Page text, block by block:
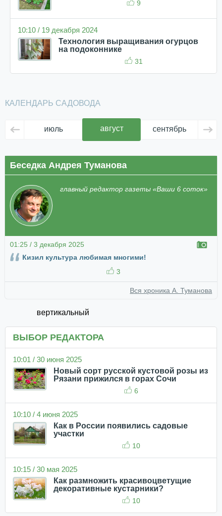
9
10:10 / 19 декабря 2024
Технология выращивания огурцов
на подоконнике
31
КАЛЕНДАРЬ САДОВОДА
июль август сентябрь
Беседка Андрея Туманова
главный редактор газеты «Ваши 6 соток»
01:25 / 3 декабря 2025
Кизил культура любимая многими!
3
Вся хроника А. Туманова
вертикальный
ВЫБОР РЕДАКТОРА
10:01 / 30 июня 2025
Новый сорт русской кустовой розы из
Рязани прижился в горах Сочи
6
10:10 / 4 июня 2025
Как в России появились садовые
участки
10
10:15 / 30 мая 2025
Как размножить красивоцветущие
декоративные кустарники?
10